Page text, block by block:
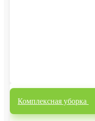
Комплексная уборка